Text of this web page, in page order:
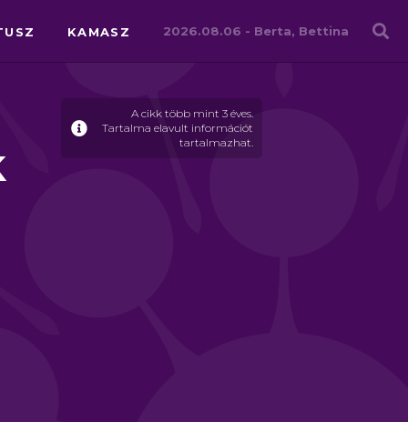
KAMASZ 2026.08.06 - Berta, Bettina
A cikk több mint 3 éves.
Tartalma elavult információt
tartalmazhat.